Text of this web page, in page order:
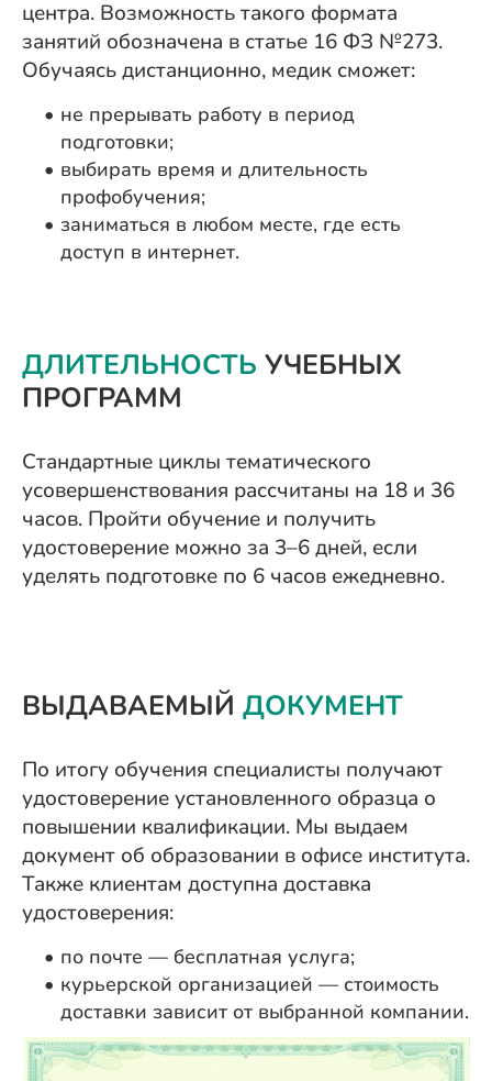
центра. Возможность такого формата
занятий обозначена в статье 16 ФЗ №273.
Обучаясь дистанционно, медик сможет:
не прерывать работу в период
подготовки;
выбирать время и длительность
профобучения;
заниматься в любом месте, где есть
доступ в интернет.
ДЛИТЕЛЬНОСТЬ УЧЕБНЫХ
ПРОГРАММ
Стандартные циклы тематического
усовершенствования рассчитаны на 18 и 36
часов. Пройти обучение и получить
удостоверение можно за 3–6 дней, если
уделять подготовке по 6 часов ежедневно.
ВЫДАВАЕМЫЙ ДОКУМЕНТ
По итогу обучения специалисты получают
удостоверение установленного образца о
повышении квалификации. Мы выдаем
документ об образовании в офисе института.
Также клиентам доступна доставка
удостоверения:
по почте — бесплатная услуга;
курьерской организацией — стоимость
доставки зависит от выбранной компании.